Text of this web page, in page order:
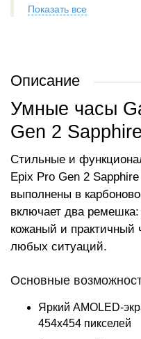
Показать все
Описание
Умные часы
Gen 2
Стильные и
Epix Pro Gen 2
выполнены в
включает два
кожаный и практичный
любых ситуаций.
Основные
Яркий AMOLED-
454x454 пикселей